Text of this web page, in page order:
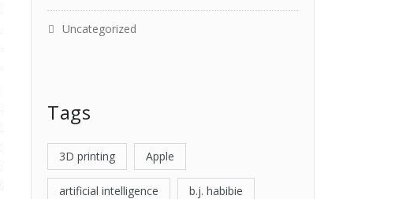
Uncategorized
Tags
3D printing Apple
artificial intelligence b.j. habibie